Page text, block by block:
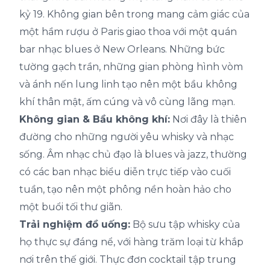
kỷ 19. Không gian bên trong mang cảm giác của
một hầm rượu ở Paris giao thoa với một quán
bar nhạc blues ở New Orleans. Những bức
tường gạch trần, những gian phòng hình vòm
và ánh nến lung linh tạo nên một bầu không
khí thân mật, ấm cúng và vô cùng lãng mạn.
Không gian & Bầu không khí: Nơi đây là thiên
đường cho những người yêu whisky và nhạc
sống. Âm nhạc chủ đạo là blues và jazz, thường
có các ban nhạc biểu diễn trực tiếp vào cuối
tuần, tạo nên một phông nền hoàn hảo cho
một buổi tối thư giãn.
Trải nghiệm đồ uống: Bộ sưu tập whisky của
họ thực sự đáng nể, với hàng trăm loại từ khắp
nơi trên thế giới. Thực đơn cocktail tập trung